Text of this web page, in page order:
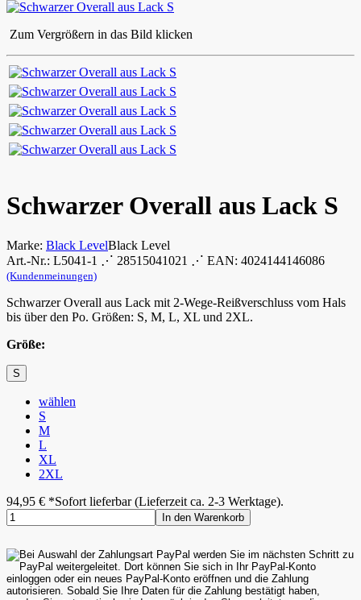
Zum Vergrößern in das Bild klicken
Schwarzer Overall aus Lack S
Marke: Black LevelBlack Level
Art.-Nr.: L5041-1 ⋰ 28515041021 ⋰ EAN: 4024144146086
(Kundenmeinungen)
Schwarzer Overall aus Lack mit 2-Wege-Reißverschluss vom Hals
bis über den Po. Größen: S, M, L, XL und 2XL.
Größe:
S
wählen
S
M
L
XL
2XL
94,95 € *Sofort lieferbar (Lieferzeit ca. 2-3 Werktage).
In den Warenkorb